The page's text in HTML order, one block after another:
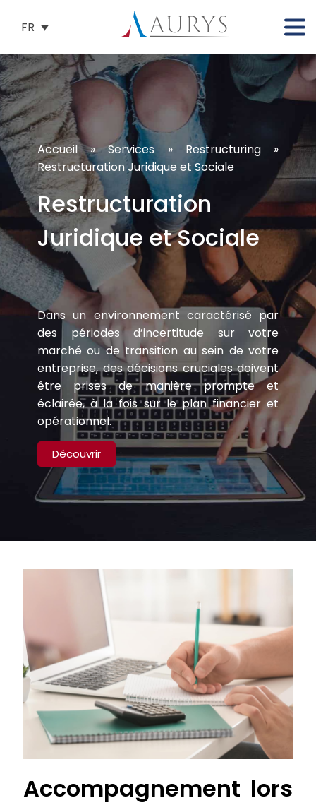
FR
Accueil»Services» Restructuring»
Restructuration Juridique et Sociale
Restructuration
Juridique et Sociale
Dans un environnement caractérisé par
des périodes d’incertitude sur votre
marché ou de transition au sein de votre
entreprise, des décisions cruciales doivent
être prises de manière prompte et
éclairée, à la fois sur le plan financier et
opérationnel.
Découvrir
Accompagnement lors